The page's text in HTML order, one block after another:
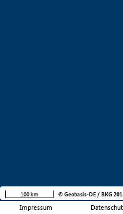
Impressum
100 km © Geobasis-DE / BKG